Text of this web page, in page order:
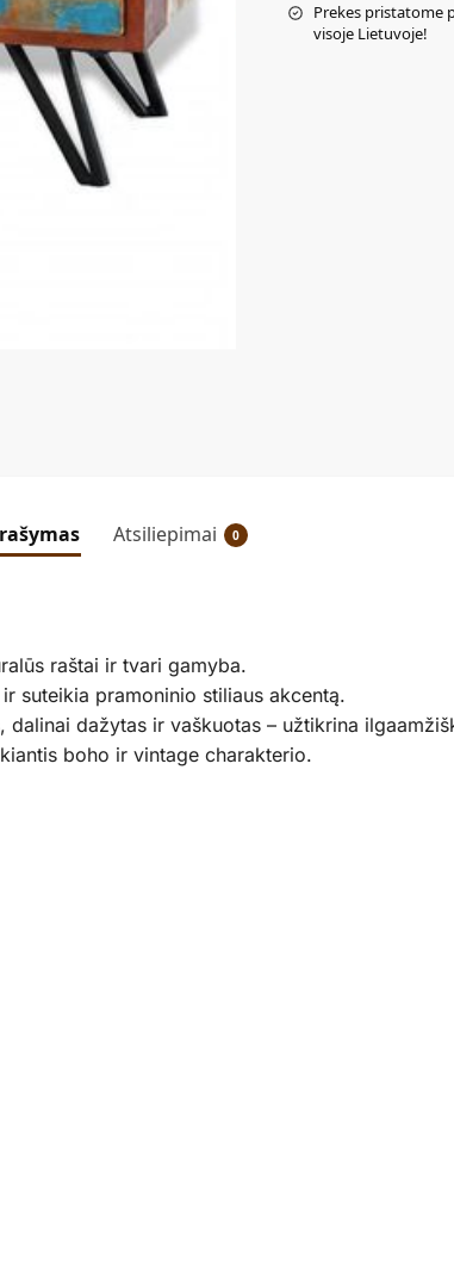
Prekes pristatome
visoje Lietuvoje!
Atsiliepimai 0
raštai ir tvari gamyba.
suteikia pramoninio stiliaus akcentą.
dažytas ir vaškuotas – užtikrina
boho ir vintage charakterio.